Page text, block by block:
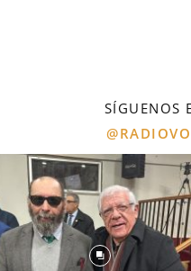
SÍGUENOS